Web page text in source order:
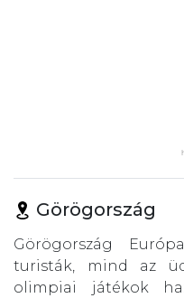
Görögország
Görögország
turisták, mind az
olimpiai játékok